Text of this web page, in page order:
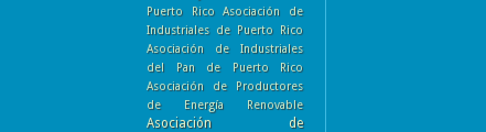
Puerto Rico
Asociación de
Industriales de Puerto Rico
Asociación de Industriales
del Pan de Puerto Rico
Asociación de Productores
de Energía Renovable
Asociación de